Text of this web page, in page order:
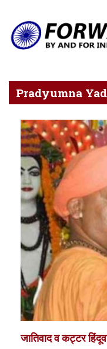
Pradyumna
जातिवाद व कट्टर